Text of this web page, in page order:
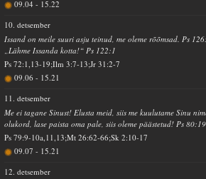
09.04- 15.22
10. detsember
Issand on meile suuri asju teinud, me oleme rõõmsad. Ps
„Lähme Issanda kotta!“ Ps 122:1
Ps 72:1,13-19;Ilm 3:7-13;Jr 31:2-7
09.06- 15.21
11. detsember
Me ei tagane Sinust! Elusta meid, siis me kuulutame Sinu
olukord, lase paista oma pale, siis oleme päästetud! Ps
Ps 79:9-10a,11,13;Mt 26:62-66;Sk 2:10-17
09.07- 15.21
12. detsember